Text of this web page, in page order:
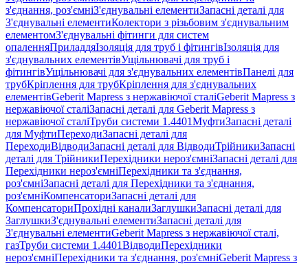
з'єднання, роз'ємніЗ'єднувальні елементиЗапасні деталі для
З'єднувальні елементиКолектори з різьбовим з'єднувальним
елементомЗ'єднувальні фітинги для систем
опаленняПриладдяІзоляція для труб і фітингівІзоляція для
з'єднувальних елементівУщільнювачі для труб і
фітингівУщільнювачі для з'єднувальних елементівПанелі для
трубКріплення для трубКріплення для з'єднувальних
елементівGeberit Mapress з нержавіючої сталіGeberit Mapress з
нержавіючої сталіЗапасні деталі для Geberit Mapress з
нержавіючої сталіТруби системи 1.4401МуфтиЗапасні деталі
для МуфтиПереходиЗапасні деталі для
ПереходиВідводиЗапасні деталі для ВідводиТрійникиЗапасні
деталі для ТрійникиПерехідники нероз'ємніЗапасні деталі для
Перехідники нероз'ємніПерехідники та з'єднання,
роз'ємніЗапасні деталі для Перехідники та з'єднання,
роз'ємніКомпенсаториЗапасні деталі для
КомпенсаториПрохідні каналиЗаглушкиЗапасні деталі для
ЗаглушкиЗ'єднувальні елементиЗапасні деталі для
З'єднувальні елементиGeberit Mapress з нержавіючої сталі,
газТруби системи 1.4401ВідводиПерехідники
нероз'ємніПерехідники та з'єднання, роз'ємніGeberit Mapress з